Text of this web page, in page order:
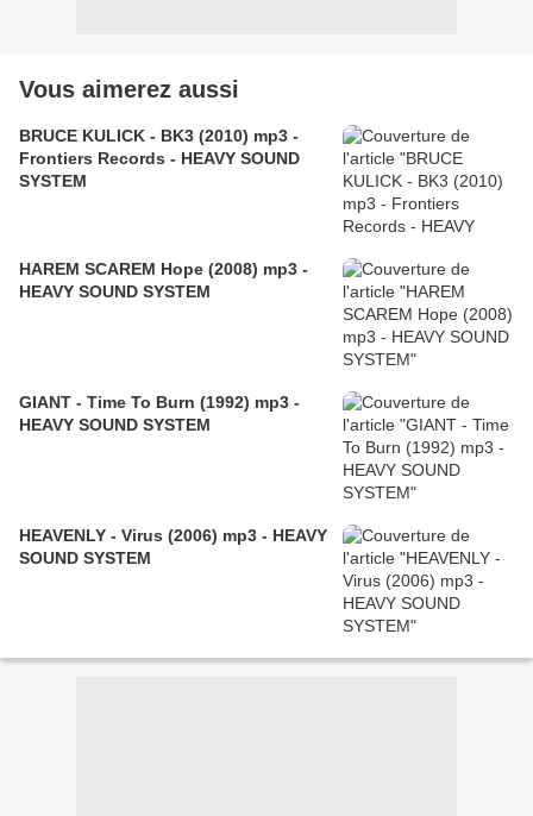
Vous aimerez aussi
BRUCE KULICK - BK3 (2010) mp3 -
Frontiers Records - HEAVY SOUND
SYSTEM
HAREM SCAREM Hope (2008) mp3 -
HEAVY SOUND SYSTEM
GIANT - Time To Burn (1992) mp3 -
HEAVY SOUND SYSTEM
HEAVENLY - Virus (2006) mp3 - HEAVY
SOUND SYSTEM